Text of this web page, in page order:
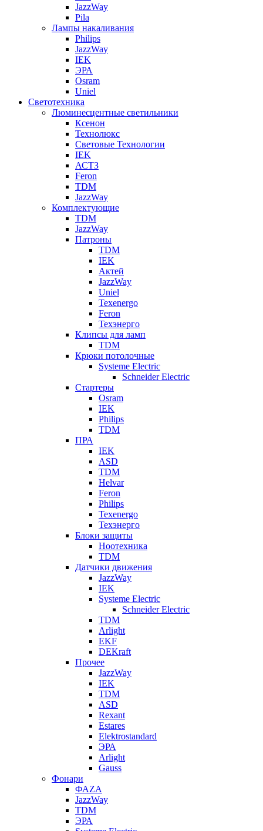
JazzWay
Pila
Лампы накаливания
Philips
JazzWay
IEK
ЭРА
Osram
Uniel
Светотехника
Люминесцентные светильники
Ксенон
Технолюкс
Световые Технологии
IEK
АСТЗ
Feron
TDM
JazzWay
Комплектующие
TDM
JazzWay
Патроны
TDM
IEK
Актей
JazzWay
Uniel
Texenergo
Feron
Техэнерго
Клипсы для ламп
TDM
Крюки потолочные
Systeme Electric
Schneider Electric
Стартеры
Osram
IEK
Philips
TDM
ПРА
IEK
ASD
TDM
Helvar
Feron
Philips
Texenergo
Техэнерго
Блоки защиты
Ноотехника
TDM
Датчики движения
JazzWay
IEK
Systeme Electric
Schneider Electric
TDM
Arlight
EKF
DEKraft
Прочее
JazzWay
IEK
TDM
ASD
Rexant
Estares
Elektrostandard
ЭРА
Arlight
Gauss
Фонари
ФАZА
JazzWay
TDM
ЭРА